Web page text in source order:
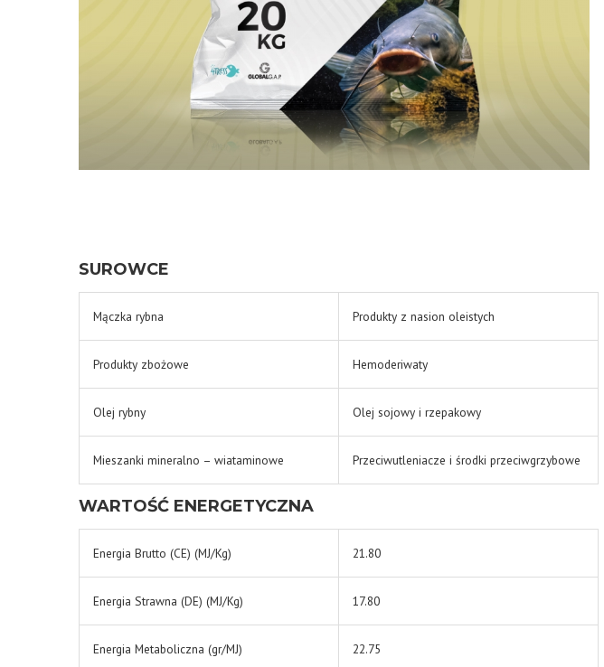
SUROWCE
Mączka rybna Produkty z nasion oleistych
Produkty zbożowe Hemoderiwaty
Olej rybny Olej sojowy i rzepakowy
Mieszanki mineralno – wiataminowe Przeciwutleniacze i środki przeciwgrzybowe
WARTOŚĆ ENERGETYCZNA
Energia Brutto (CE) (MJ/Kg) 21.80
Energia Strawna (DE) (MJ/Kg) 17.80
Energia Metaboliczna (gr/MJ) 22.75